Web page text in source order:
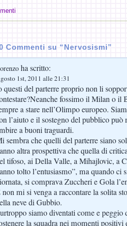
Commenti su “Nervosismi”
ha scritto:
1st, 2011 alle 21:31
questi del parterre proprio non li
fossimo il Milan o il
a stare nell’Olimpo europeo.
l’aiuto e il sostegno del pubblico può
a buoni traguardi.
sembra che quelli del parterre siano
altra prospettiva che quella di
tifoso, ai Della Valle, a Mihajlovic, a
tolto l’entusiasmo”, ma quando ci
si comprava Zuccheri e Gola
non mi si venga a raccontare la solita
neve di Gubbio.
siamo diventati come e
la squadra nei momenti